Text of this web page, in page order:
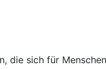
die sich für